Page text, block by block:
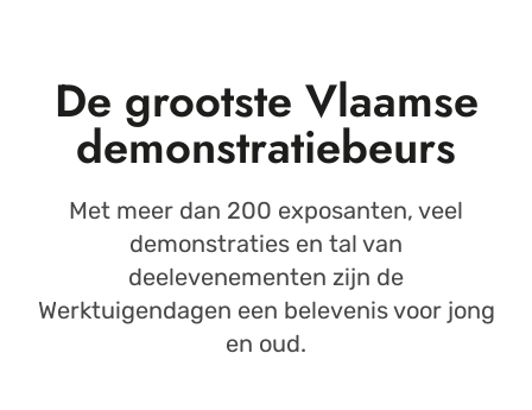
De grootste Vlaamse
demonstratiebeurs
Met meer dan 200 exposanten, veel
demonstraties en tal van
deelevenementen zijn de
Werktuigendagen een belevenis voor jong
en oud.